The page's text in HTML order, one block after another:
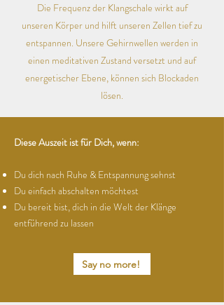
Diese Auszeit ist für Dich,wenn:
Du dich nach Ruhe & Entspannung sehnst
Du einfach abschalten möchtest
Du bereit bist, dich in die Welt der Klänge
entführend zu lassen
Say no more!
Die Frequenz der Klangschale wirkt auf
unseren Körper und hilft unseren Zellen tief zu
entspannen. Unsere Gehirnwellen werden in
einen meditativen Zustand versetzt und auf
energetischer Ebene, können sich Blockaden
lösen.